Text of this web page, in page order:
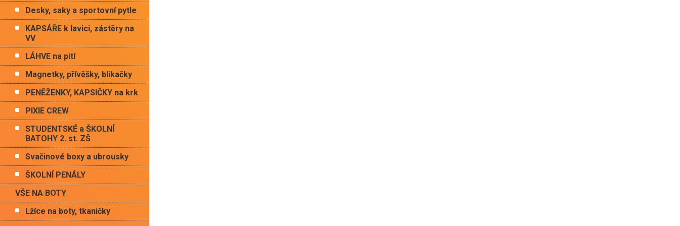
Desky, saky a sportovní pytle
KAPSÁŘE k lavici, zástěry na
VV
LÁHVE na pití
Magnetky, přívěšky, blikačky
PENĚŽENKY, KAPSIČKY na krk
PIXIE CREW
STUDENTSKÉ a ŠKOLNÍ
BATOHY 2. st. ZŠ
Svačinové boxy a ubrousky
ŠKOLNÍ PENÁLY
VŠE NA BOTY
Lžíce na boty, tkaničky